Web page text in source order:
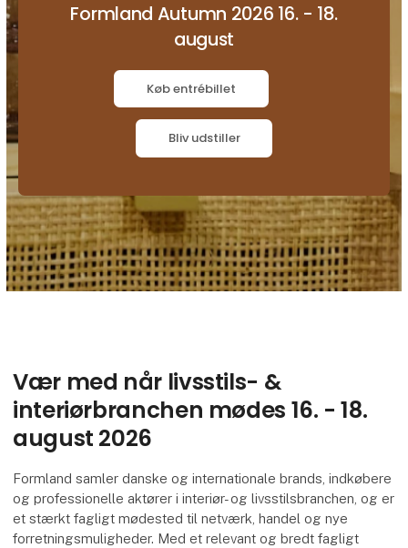
Formland Autumn 2026 16. - 18.
august
Køb entrébillet
Bliv udstiller
Vær med når livsstils- &
interiørbranchen mødes 16. - 18.
august 2026
Formland samler danske og internationale brands, indkøbere
og professionelle aktører i interiør- og livsstilsbranchen, og er
et stærkt fagligt mødested til netværk, handel og nye
forretningsmuligheder. Med et relevant og bredt fagligt